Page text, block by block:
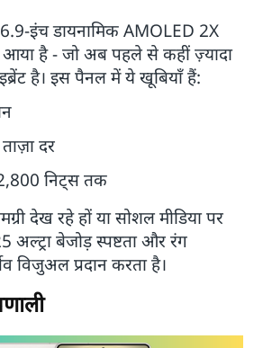
इंच डायनामिक AMOLED 2X
आया है - जो अब पहले से कहीं ज़्यादा
है। इस पैनल में ये खूबियाँ हैं:
दर
निट्स तक
देख रहे हों या सोशल मीडिया पर
अल्ट्रा बेजोड़ स्पष्टता और रंग
विजुअल प्रदान करता है।